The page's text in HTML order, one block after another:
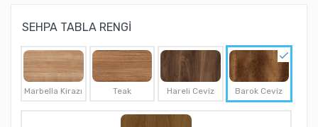
SEHPA TABLA RENGİ
Marbella Kirazı Teak Hareli Ceviz Barok Ceviz